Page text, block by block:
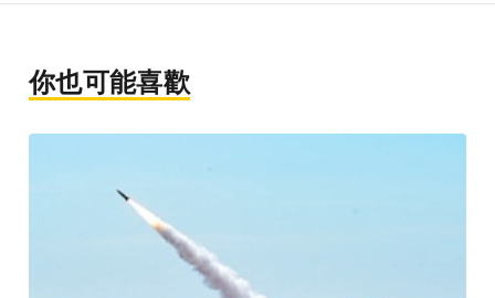
你也可能喜歡